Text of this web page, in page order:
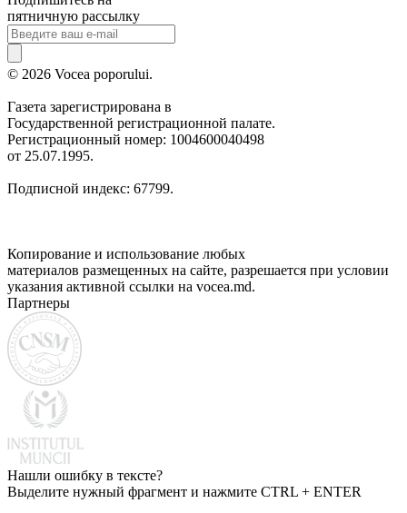
пятничную рассылку
© 2026 Vocea poporului.
Газета зарегистрирована в
Государственной регистрационной палате.
Регистрационный номер: 1004600040498
от 25.07.1995.
Подписной индекс: 67799.
Копирование и использование любых
материалов размещенных на сайте, разрешается при условии
указания активной ссылки на vocea.md.
Партнеры
Нашли ошибку в тексте?
Выделите нужный фрагмент и нажмите CTRL + ENTER